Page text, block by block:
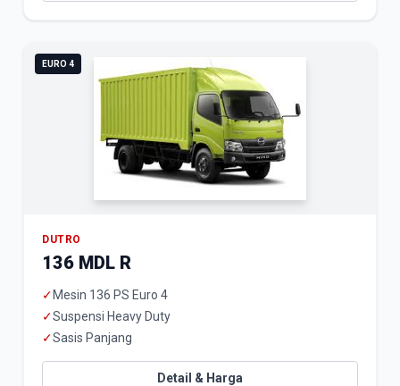
EURO 4
DUTRO
136 MDL R
✓ Mesin 136 PS Euro 4
✓Suspensi Heavy Duty
✓Sasis Panjang
Detail & Harga